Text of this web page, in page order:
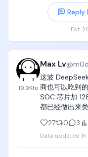
Ghemawat、
一起離職創業
高層出走、
不過這場離職
司 Discovery
藥做到乾淨能
說，離開上市
益的決定。
當年寫出
Google，散進
Reply
Est.
19.9Kfo
Max Lv@
这波
商也可以吃到
SOC 芯片加
都已经做出来
27
0 3
Data updated